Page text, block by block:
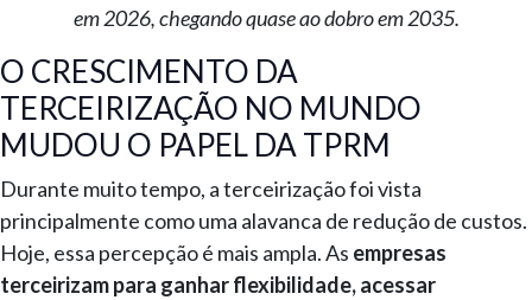
em 2026, chegando quase ao dobro em 2035.
O CRESCIMENTO DA
TERCEIRIZAÇÃO NO MUNDO
MUDOU O PAPEL DA TPRM
Durante muito tempo, a terceirização foi vista
principalmente como uma alavanca de redução de custos.
Hoje, essa percepção é mais ampla. As empresas
terceirizam para ganhar flexibilidade, acessar